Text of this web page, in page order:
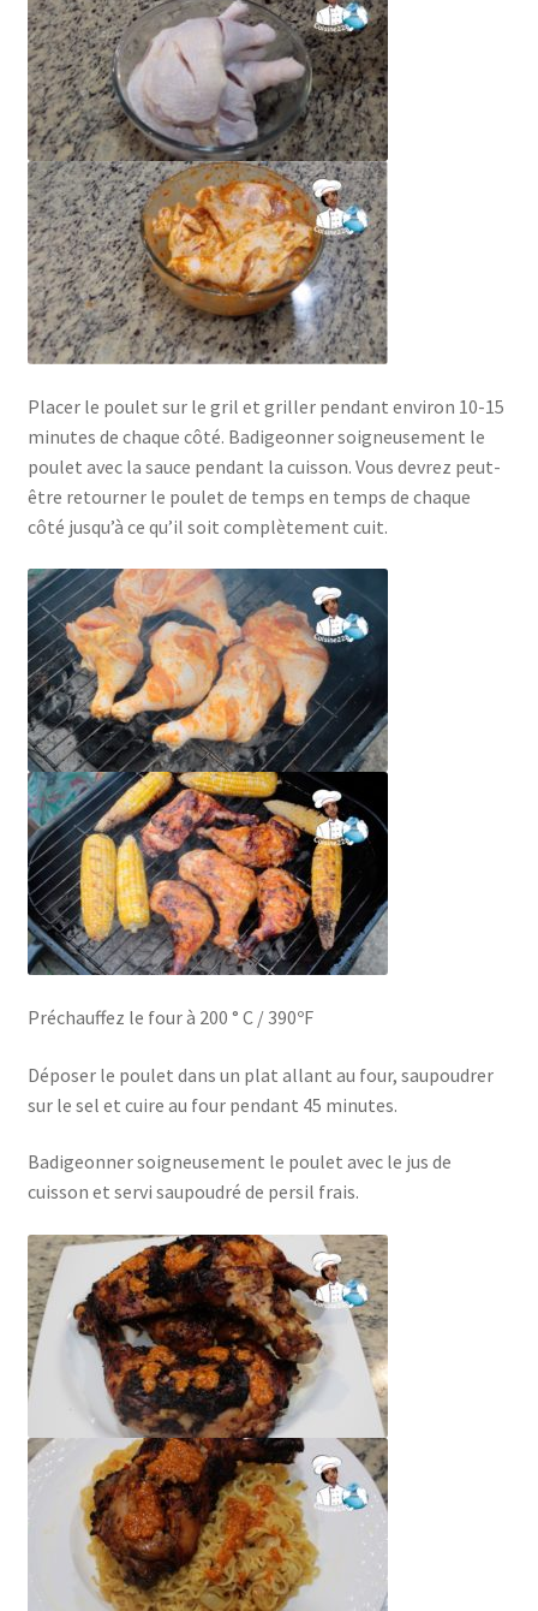
Placer le poulet sur le gril et griller pendant environ 10-15
minutes de chaque côté. Badigeonner soigneusement le
poulet avec la sauce pendant la cuisson. Vous devrez peut-
être retourner le poulet de temps en temps de chaque
côté jusqu’à ce qu’il soit complètement cuit.
Préchauffez le four à 200 ° C / 390ºF
Déposer le poulet dans un plat allant au four, saupoudrer
sur le sel et cuire au four pendant 45 minutes.
Badigeonner soigneusement le poulet avec le jus de
cuisson et servi saupoudré de persil frais.